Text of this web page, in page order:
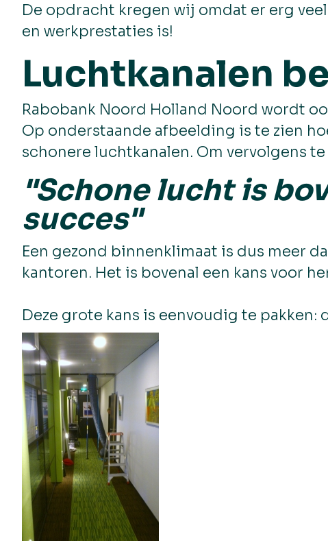
De opdracht kregen wij omdat er erg
en werkprestaties is!
Luchtkanalen
Rabobank Noord Holland Noord wordt
Op onderstaande afbeelding is te zien
schonere luchtkanalen. Om vervolgens
"Schone lucht is
succes"
Een gezond binnenklimaat is dus meer
kantoren. Het is bovenal een kans voor
Deze grote kans is eenvoudig te